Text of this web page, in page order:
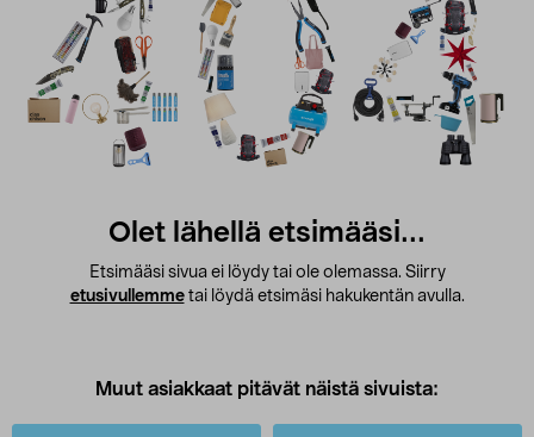
Olet lähellä etsimääsi...
Etsimääsi sivua ei löydy tai ole olemassa. Siirry
etusivullemmetai löydä etsimäsi hakukentän avulla.
Muut asiakkaat pitävät näistä sivuista: